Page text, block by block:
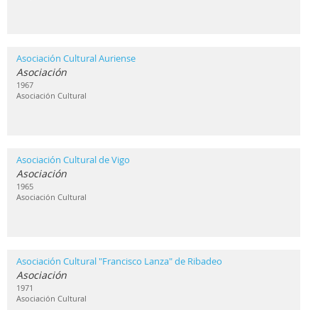
Asociación Cultural Auriense
Asociación
1967
Asociación Cultural
Asociación Cultural de Vigo
Asociación
1965
Asociación Cultural
Asociación Cultural "Francisco Lanza" de Ribadeo
Asociación
1971
Asociación Cultural